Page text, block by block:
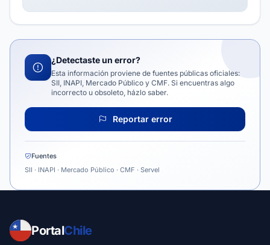
¿Detectaste un error?
Esta información proviene de fuentes públicas oficiales:
SII, INAPI, Mercado Público y CMF. Si encuentras algo
incorrecto u obsoleto, házlo saber.
Reportar error
Fuentes
SII · INAPI · Mercado Público · CMF · Servel
PortalChile